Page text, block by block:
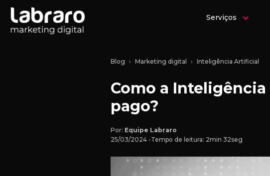
Serviços
Blog Marketing digital Inteligência Artificial
Como a
pago?
Por: Equipe Labraro
25/03/2024 -Tempo de leitura: 2min 32seg